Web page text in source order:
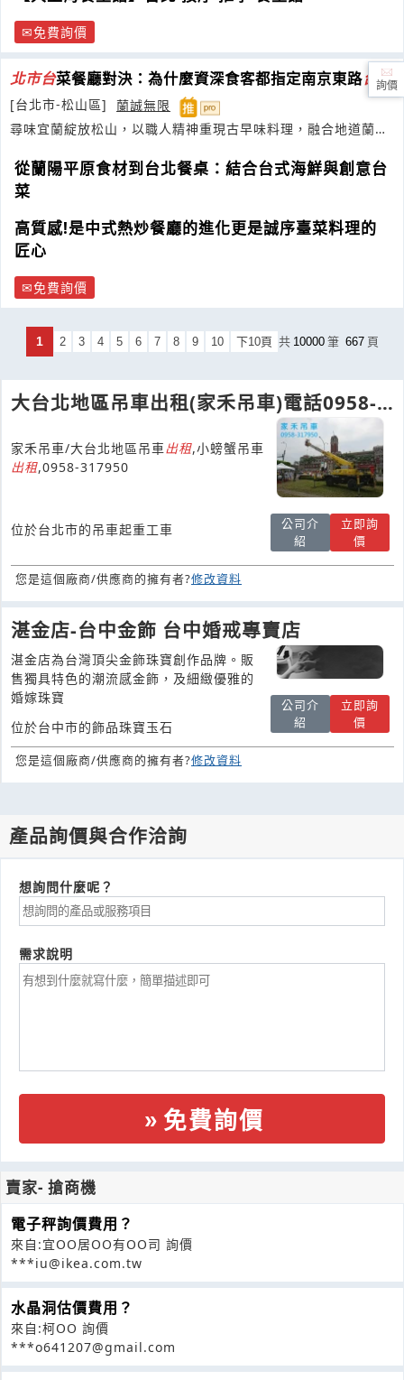
免費詢價
北市台菜餐廳對決：為什麼資深食客都指定南京東路台菜
[台北市-松山區]
蘭誠無限
尋味宜蘭綻放松山，以職人精神重現古早味料理，融合地道蘭陽
從蘭陽平原食材到台北餐桌：結合台式海鮮與創意台
菜
高質感!是中式熱炒餐廳的進化更是誠序臺菜料理的
匠心
免費詢價
1 2 3 4 5 6 7 8 9 10 下10頁 共 10000 筆 667 頁
大台北地區吊車出租(家禾吊車)電話0958-
家禾吊車/大台北地區吊車出租,小螃蟹吊車
出租,0958-317950
位於台北市的吊車起重工車
公司介
紹
立即詢
價
您是這個廠商/供應商的擁有者?修改資料
湛金店-台中金飾 台中婚戒專賣店
湛金店為台灣頂尖金飾珠寶創作品牌。販
售獨具特色的潮流感金飾，及細緻優雅的
婚嫁珠寶
位於台中市的飾品珠寶玉石
公司介
紹
立即詢
價
您是這個廠商/供應商的擁有者?修改資料
產品詢價與合作洽詢
想詢問什麼呢？
需求說明
免費詢價
賣家- 搶商機
電子秤詢價費用？
來自:宜OO居OO有OO司 詢價
***iu@ikea.com.tw
水晶洞估價費用？
來自:柯OO 詢價
***o641207@gmail.com
詢價